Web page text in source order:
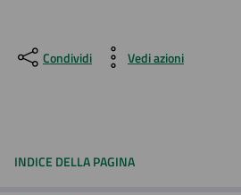
Condividi Vedi azioni
INDICE DELLA PAGINA